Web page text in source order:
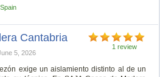
Spain
1 review
Cantabria
5, 2026
exige un aislamiento distinto al de un